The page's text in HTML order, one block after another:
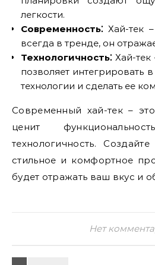
легкости.
Современность⁚Хай-тек –
всегда в тренде, он
Технологичность⁚Хай-тек
позволяет интегрировать
технологии и сделать ее
Современный хай-тек –
ценит
технологичность.
стильное и комфортное
будет отражать ваш вкус и
Нет